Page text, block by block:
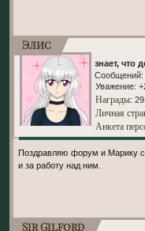
Элис
знает, что
Сообщений:
Уважение:
Награды: 29
Личная
Анкета
Поздравляю форум и Марику
и за работу над ним.
Sir Gilford